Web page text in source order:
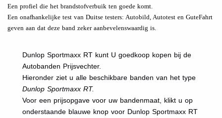
Een profiel die het brandstofverbuik ten goede komt.
Een onafhankelijke test van Duitse testers: Autobild, Autotest en GuteFahrt
geven aan dat deze band zeker aanbevelenswaardig is.
Dunlop Sportmaxx RT kunt U goedkoop kopen bij de
Autobanden Prijsvechter.
Hieronder ziet u alle beschikbare banden van het type
Dunlop Sportmaxx RT.
Voor een prijsopgave voor uw bandenmaat, klikt u op
onderstaande blauwe knop voor Dunlop Sportmaxx RT